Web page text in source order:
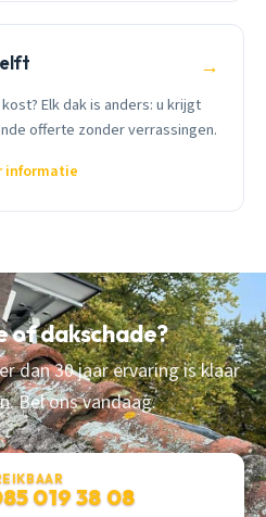
→
Elk dak is anders: u krijgt
offerte zonder verrassingen.
informatie
of dakschade?
dan 30 jaar ervaring is klaar
Bel ons vandaag.
019 38 08